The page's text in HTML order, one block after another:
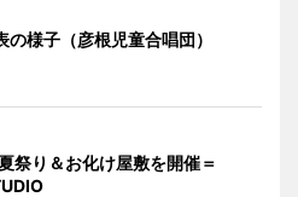
の様子（彦根児童合唱団）
祭り＆お化け屋敷を開催＝